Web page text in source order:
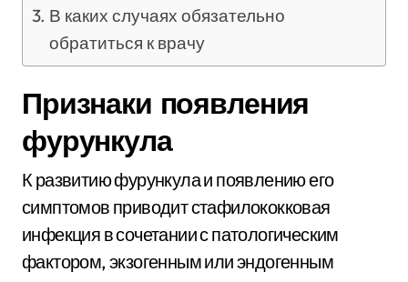
В каких случаях обязательно
обратиться к врачу
Признаки появления
фурункула
К развитию фурункула и появлению его
симптомов приводит стафилококковая
инфекция в сочетании с патологическим
фактором, экзогенным или эндогенным